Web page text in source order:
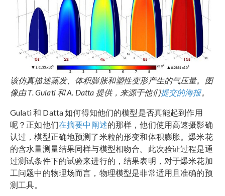
该仿真描述蒸发、体积膨胀和塑性变形产生的气压量。图
像由 T. Gulati 和 A. Datta 提供，来源于他们提交的海报。
Gulati 和 Datta 如何得知他们的模型是否真能起到作用
呢？正如他们在摘要中阐述的那样，他们使用高速摄影确
认过，模型正确地预测了米粒的形变和体积膨胀。爆米花
的含水量测量结果同样与模型相吻合。此次验证过程是通
过测试条件下的试验来进行的，结果表明，对于爆米花加
工问题中的物理场而言，物理模型是非常适用且准确的预
测工具。